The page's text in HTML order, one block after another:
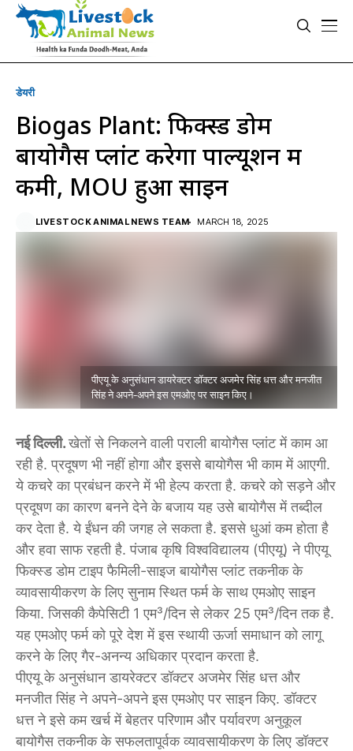
डेयरी
Biogas Plant: फिक्स्ड डोम
बायोगैस प्लांट करेगा पाल्यूशन में
कमी, MOU हुआ साइन
LIVESTOCK ANIMAL NEWS TEAM MARCH 18, 2025
पीएयू के अनुसंधान डायरेक्टर डॉक्टर अजमेर सिंह धत्त और मनजीत
सिंह ने अपने-अपने इस एमओए पर साइन किए।
नई दिल्ली.खेतों से निकलने वाली पराली बायोगैस प्लांट में काम आ
रही है. प्रदूषण भी नहीं होगा और इससे बायोगैस भी काम में आएगी.
ये कचरे का प्रबंधन करने में भी हेल्प करता है. कचरे को सड़ने और
प्रदूषण का कारण बनने देने के बजाय यह उसे बायोगैस में तब्दील
कर देता है. ये ईंधन की जगह ले सकता है. इससे धुआं कम होता है
और हवा साफ रहती है. पंजाब कृषि विश्वविद्यालय (पीएयू) ने पीएयू
फिक्स्ड डोम टाइप फैमिली-साइज बायोगैस प्लांट तकनीक के
व्यावसायीकरण के लिए सुनाम स्थित फर्म के साथ एमओए साइन
किया. जिसकी कैपेसिटी 1 एम³/दिन से लेकर 25 एम³/दिन तक है.
यह एमओए फर्म को पूरे देश में इस स्थायी ऊर्जा समाधान को लागू
करने के लिए गैर-अनन्य अधिकार प्रदान करता है.
पीएयू के अनुसंधान डायरेक्टर डॉक्टर अजमेर सिंह धत्त और
मनजीत सिंह ने अपने-अपने इस एमओए पर साइन किए. डॉक्टर
धत्त ने इसे कम खर्च में बेहतर परिणाम और पर्यावरण अनुकूल
बायोगैस तकनीक के सफलतापूर्वक व्यावसायीकरण के लिए डॉक्टर